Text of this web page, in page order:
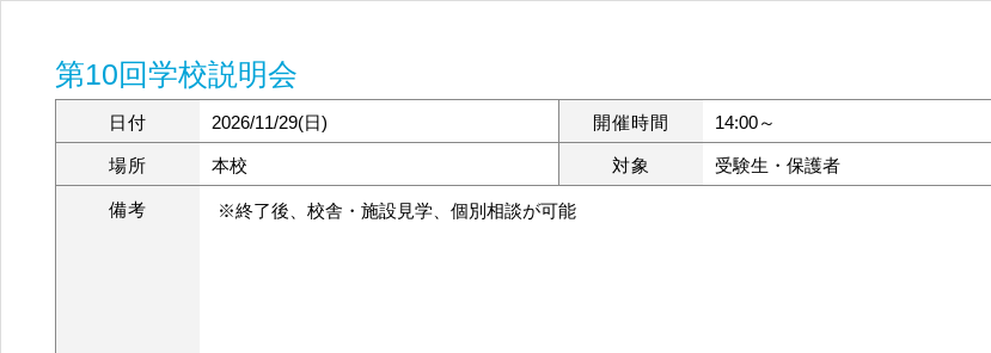
第10回学校説明会
日付 2026/11/29(日) 開催時間 14:00～
場所 本校 対象 受験生・保護者
備考 ※終了後、校舎・施設見学、個別相談が可能